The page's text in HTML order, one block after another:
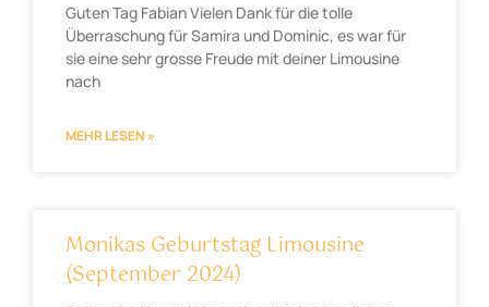
Guten Tag Fabian Vielen Dank für die tolle
Überraschung für Samira und Dominic, es war für
sie eine sehr grosse Freude mit deiner Limousine
nach
MEHR LESEN »
Monikas Geburtstag Limousine
(September 2024)